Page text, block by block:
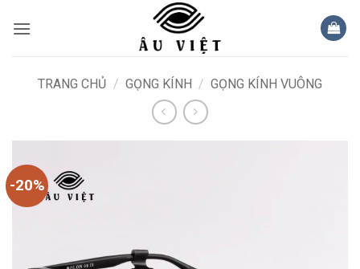
qua
TRANG CHỦ / GỌNG KÍNH / GỌNG KÍNH VUÔNG
-20%